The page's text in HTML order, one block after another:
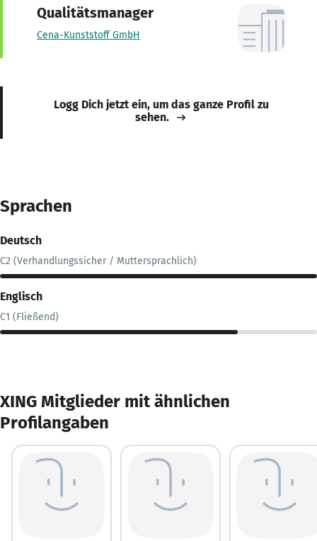
Qualitätsmanager
Cena-Kunststoff GmbH
Logg Dich jetzt ein, um das ganze Profil zu
sehen.
Sprachen
Deutsch
C2 (Verhandlungssicher / Muttersprachlich)
Englisch
C1 (Fließend)
XING Mitglieder mit ähnlichen
Profilangaben